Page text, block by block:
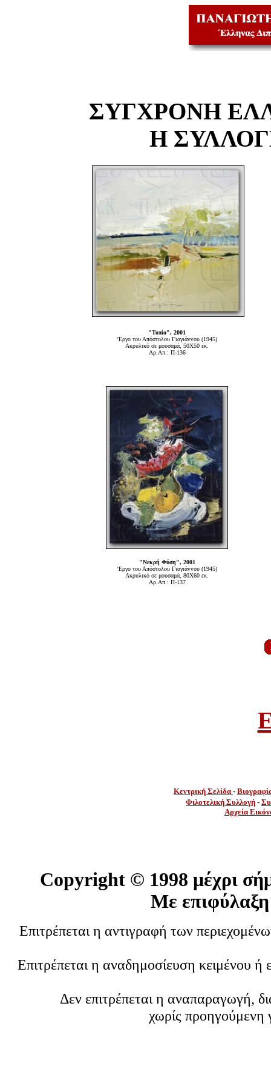
ΣΥΓΧΡΟΝΗ
Η
"Τοπίο", 2001
'Εργο του Απόστολου Γιαγιάννου (1945)
Ακρυλικό σε μουσαμά, 50Χ50 εκ.
Αρ.Απ.: Π-136
"Νεκρή Φύση", 2001
'Εργο του Απόστολου Γιαγιάννου (1945)
Ακρυλικό σε μουσαμά, 80Χ60 εκ.
Αρ.Απ.: Π-137
Κεντρική Σελίδα -
Φιλοτελική Συλλογή -
Αρχεία
Copyright © 1998 μέχρι
Με επιφύλαξη
Επιτρέπεται η αντιγραφή των
Επιτρέπεται η αναδημοσίευση κειμένου
Δεν επιτρέπεται η αναπαραγωγή,
χωρίς προηγούμενη